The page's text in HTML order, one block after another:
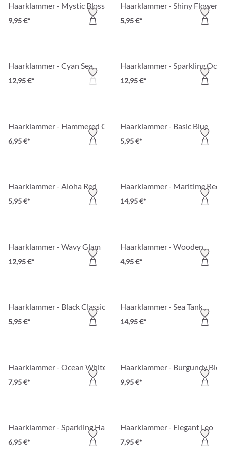
Haarklammer - Mystic Blossom
9,95 €*
Haarklammer - Shiny Flower
5,95 €*
Haarklammer - Cyan Sea
12,95 €*
Haarklammer - Sparkling
12,95 €*
Haarklammer - Hammered Claw
6,95 €*
Haarklammer - Basic Blue
5,95 €*
Haarklammer - Aloha Red
5,95 €*
Haarklammer - Maritime Red
14,95 €*
Haarklammer - Wavy Glam
12,95 €*
Haarklammer - Wooden
4,95 €*
Haarklammer - Black Classic
5,95 €*
Haarklammer - Sea Tank
14,95 €*
Haarklammer - Ocean White
7,95 €*
Haarklammer - Burgundy
9,95 €*
Haarklammer - Sparkling Hair
6,95 €*
Haarklammer - Elegant Leo
7,95 €*